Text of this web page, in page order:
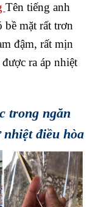
Tên tiếng anh
mặt rất trơn
đậm, rất mịn
ra áp nhiệt
trong ngăn
điều hòa